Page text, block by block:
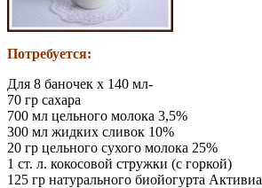
Потребуется:
Для 8 баночек х 140 мл-
70 гр сахара
700 мл цельного молока 3,5%
300 мл жидких сливок 10%
20 гр цельного сухого молока 25%
1 ст. л. кокосовой стружки (с горкой)
125 гр натурального биойогурта Активиа